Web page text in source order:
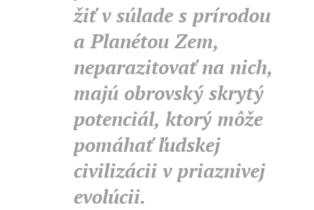
žiť v súlade s prírodou
a Planétou Zem,
neparazitovať na nich,
majú obrovský skrytý
potenciál, ktorý môže
pomáhať ľudskej
civilizácii v priaznivej
evolúcii.